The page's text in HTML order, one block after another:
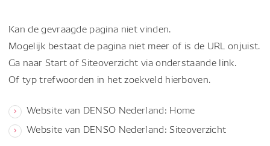
Kan de gevraagde pagina niet vinden.
Mogelijk bestaat de pagina niet meer of is de URL onjuist.
Ga naar Start of Siteoverzicht via onderstaande link.
Of typ trefwoorden in het zoekveld hierboven.
Website van DENSO Nederland: Home
Website van DENSO Nederland: Siteoverzicht